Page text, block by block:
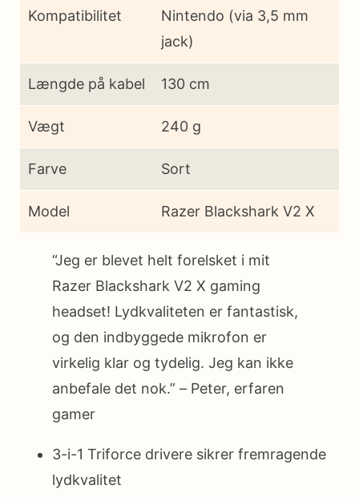
Kompatibilitet
Nintendo (via 3,5 mm
jack)
Længde på kabel 130 cm
Vægt 240 g
Farve Sort
Model Razer Blackshark V2 X
“Jeg er blevet helt forelsket i mit
Razer Blackshark V2 X gaming
headset! Lydkvaliteten er fantastisk,
og den indbyggede mikrofon er
virkelig klar og tydelig. Jeg kan ikke
anbefale det nok.” – Peter, erfaren
gamer
3-i-1 Triforce drivere sikrer fremragende
lydkvalitet